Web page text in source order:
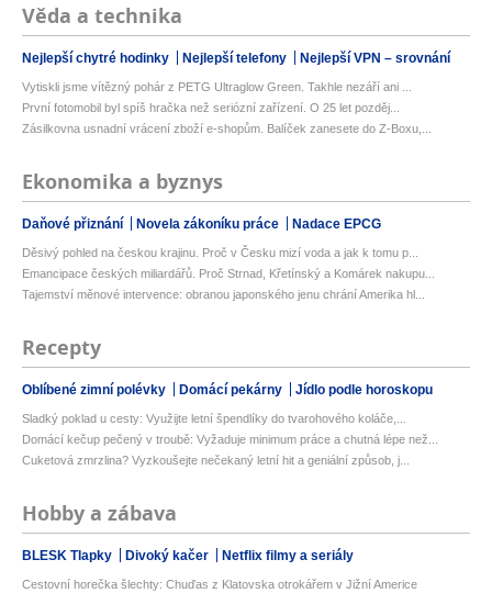
Věda a technika
Nejlepší chytré hodinky Nejlepší telefony Nejlepší VPN – srovnání
Vytiskli jsme vítězný pohár z PETG Ultraglow Green. Takhle nezáří ani ...
První fotomobil byl spíš hračka než seriózní zařízení. O 25 let pozděj...
Zásilkovna usnadní vrácení zboží e-shopům. Balíček zanesete do Z-Boxu,...
Ekonomika a byznys
Daňové přiznání Novela zákoníku práce Nadace EPCG
Děsivý pohled na českou krajinu. Proč v Česku mizí voda a jak k tomu p...
Emancipace českých miliardářů. Proč Strnad, Křetínský a Komárek nakupu...
Tajemství měnové intervence: obranou japonského jenu chrání Amerika hl...
Recepty
Oblíbené zimní polévky Domácí pekárny Jídlo podle horoskopu
Sladký poklad u cesty: Využijte letní špendlíky do tvarohového koláče,...
Domácí kečup pečený v troubě: Vyžaduje minimum práce a chutná lépe než...
Cuketová zmrzlina? Vyzkoušejte nečekaný letní hit a geniální způsob, j...
Hobby a zábava
BLESK Tlapky Divoký kačer Netflix filmy a seriály
Cestovní horečka šlechty: Chuďas z Klatovska otrokářem v Jižní Americe